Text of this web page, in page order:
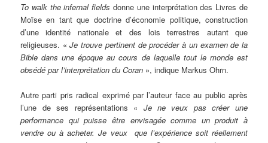
To walk the infernal fields donne une interprétation des Livres de
Moïse en tant que doctrine d’économie politique, construction
d’une identité nationale et des lois terrestres autant que
religieuses. «Je trouve pertinent de procéder à un examen de la
Bible dans une époque au cours de laquelle tout le monde est
obsédé par l’interprétation du Coran », indique Markus Ohrn.
Autre parti pris radical exprimé par l’auteur face au public après
l’une de ses représentations « Je ne veux pas créer une
performance qui puisse être envisagée comme un produit à
vendre ou à acheter. Je veux que l’expérience soit réellement